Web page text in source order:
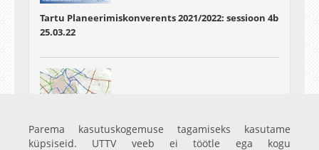
Tartu Planeerimiskonverents 2021/2022: sessioon 4b
25.03.22
Tartu Planeerimiskonverents 2021/2022: sessioon 5a
25.03.22
Parema kasutuskogemuse tagamiseks kasutame
küpsiseid. UTTV veeb ei töötle ega kogu